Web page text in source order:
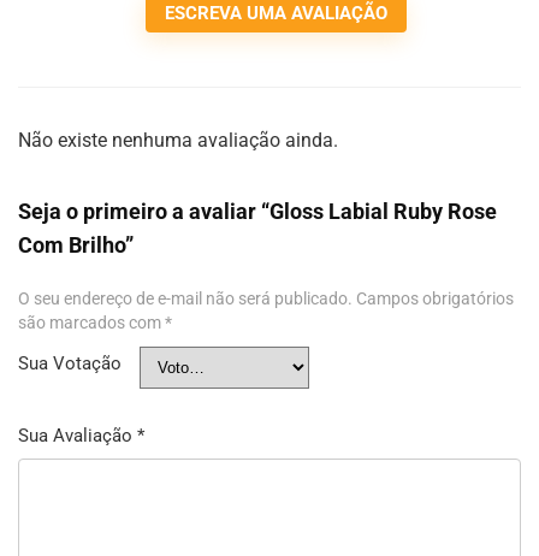
ESCREVA UMA AVALIAÇÃO
Não existe nenhuma avaliação ainda.
Seja o primeiro a avaliar “Gloss Labial Ruby Rose
Com Brilho”
O seu endereço de e-mail não será publicado. Campos obrigatórios
são marcados com*
Sua Votação
Sua Avaliação *